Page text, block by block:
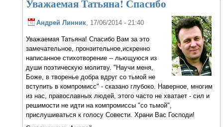
Уважаемая Татьяна! Спасибо
Андрей Линник, 17/06/2014 - 21:40
Уважаемая Татьяна! Спасибо Вам за это
замечательное, пронзительное,искренно
написанное стихотворение -- льющуюся из
души поэтическую молитву. "Научи меня,
Боже, в творенье добра вдруг со тьмой не
вступить в компромисс" - сказано глубоко. Наверное, многим
из нас, православных людей, этого часто не хватает - сил и
решимости не идти на компромиссы "со тьмой",
прислушиваться к голосу Совести. Храни Вас Господи!